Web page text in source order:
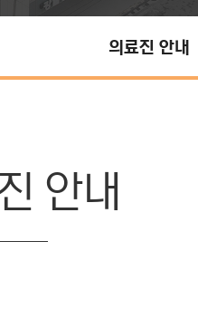
의료진 안내
안내